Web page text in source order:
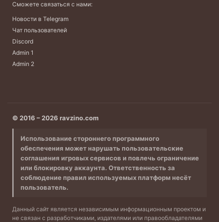
Сможете связаться с нами:
Новости в Telegram
Чат пользователей
Discord
Admin 1
Admin 2
© 2016 – 2026 ravzino.com
Использование стороннего программного
обеспечения может нарушать пользовательские
соглашения игровых сервисов и повлечь ограничение
или блокировку аккаунта. Ответственность за
соблюдение правил используемых платформ несёт
пользователь.
Данный сайт является независимым информационным проектом и
не связан с разработчиками, издателями или правообладателями